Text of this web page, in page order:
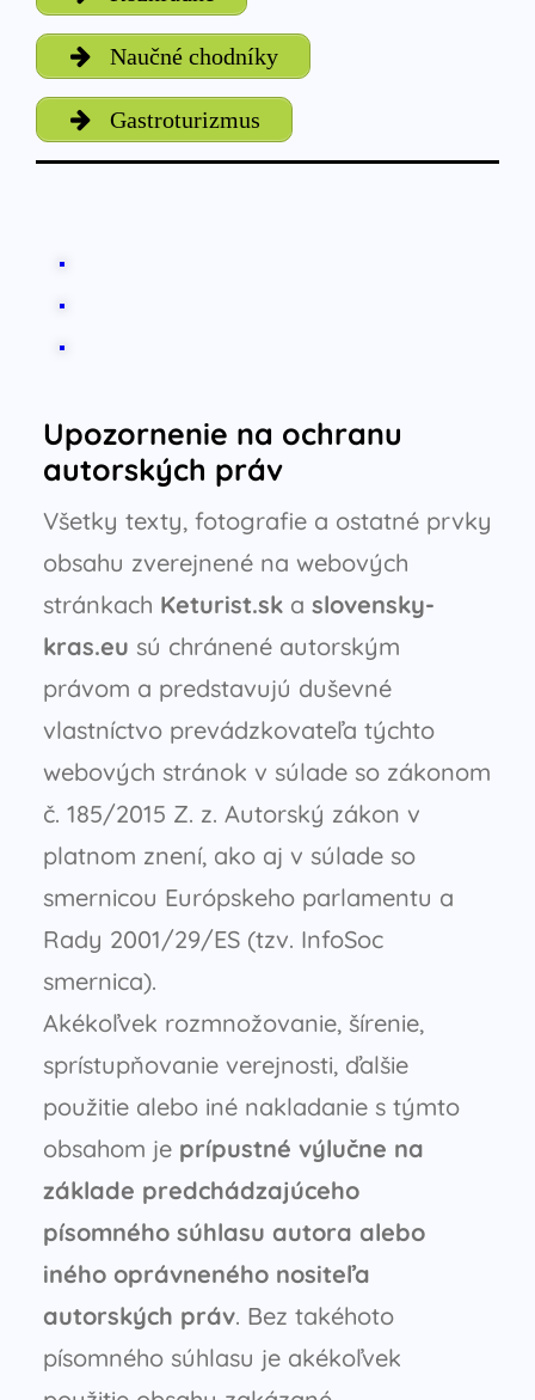
Naučné chodníky
Gastroturizmus
Upozornenie na ochranu
autorských práv
Všetky texty, fotografie a ostatné prvky
obsahu zverejnené na webových
stránkach Keturist.sk a slovensky-
kras.eu sú chránené autorským
právom a predstavujú duševné
vlastníctvo prevádzkovateľa týchto
webových stránok v súlade so zákonom
č. 185/2015 Z. z. Autorský zákon v
platnom znení, ako aj v súlade so
smernicou Európskeho parlamentu a
Rady 2001/29/ES (tzv. InfoSoc
smernica).
Akékoľvek rozmnožovanie, šírenie,
sprístupňovanie verejnosti, ďalšie
použitie alebo iné nakladanie s týmto
obsahom je prípustné výlučne na
základe predchádzajúceho
písomného súhlasu autora alebo
iného oprávneného nositeľa
autorských práv. Bez takéhoto
písomného súhlasu je akékoľvek